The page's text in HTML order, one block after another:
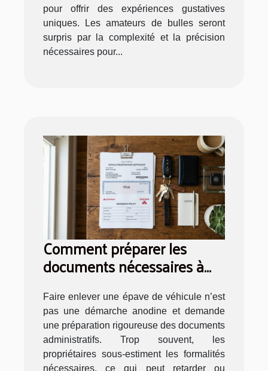
pour offrir des expériences gustatives
uniques. Les amateurs de bulles seront
surpris par la complexité et la précision
nécessaires pour...
Comment préparer les
documents nécessaires à
Faire enlever une épave de véhicule n’est
pas une démarche anodine et demande
une préparation rigoureuse des documents
administratifs. Trop souvent, les
propriétaires sous-estiment les formalités
nécessaires, ce qui peut retarder ou